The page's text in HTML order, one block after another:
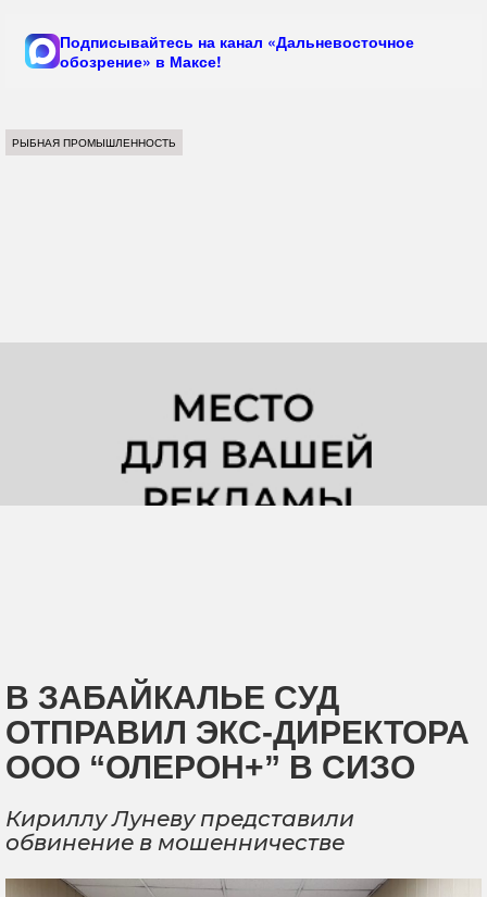
Подписывайтесь на канал «Дальневосточное
обозрение» в Максе!
РЫБНАЯ ПРОМЫШЛЕННОСТЬ
В ЗАБАЙКАЛЬЕ СУД
ОТПРАВИЛ ЭКС-ДИРЕКТОРА
ООО “ОЛЕРОН+” В СИЗО
Кириллу Луневу представили
обвинение в мошенничестве